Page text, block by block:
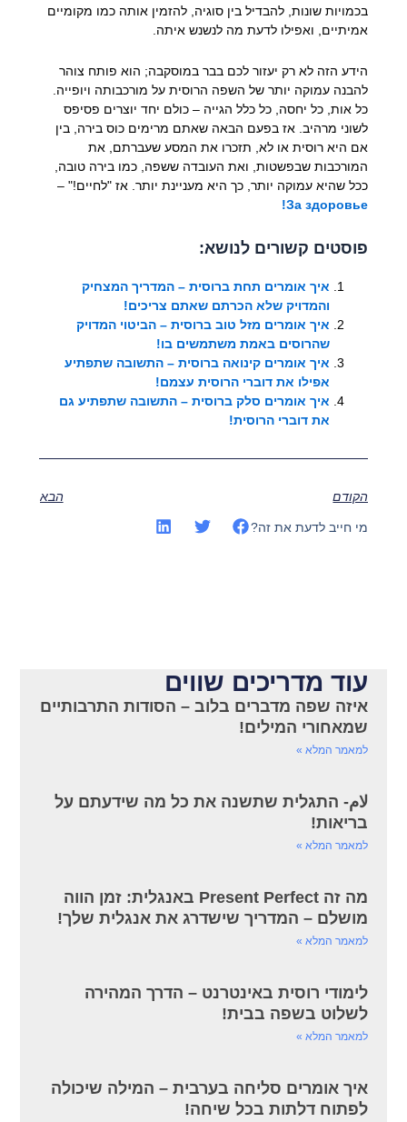
בכמויות שונות, להבדיל בין סוגיה, להזמין אותה כמו מקומיים
אמיתיים, ואפילו לדעת מה לנשנש איתה.
הידע הזה לא רק יעזור לכם בבר במוסקבה; הוא פותח צוהר
להבנה עמוקה יותר של השפה הרוסית על מורכבותה ויופייה.
כל אות, כל יחסה, כל כלל הגייה – כולם יחד יוצרים פסיפס
לשוני מרהיב. אז בפעם הבאה שאתם מרימים כוס בירה, בין
אם היא רוסית או לא, תזכרו את המסע שעברתם, את
המורכבות שבפשטות, ואת העובדה ששפה, כמו בירה טובה,
ככל שהיא עמוקה יותר, כך היא מעניינת יותר. אז "לחיים!" –
За здоровье!
פוסטים קשורים לנושא:
איך אומרים תחת ברוסית – המדריך המצחיק
והמדויק שלא הכרתם שאתם צריכים!
איך אומרים מזל טוב ברוסית – הביטוי המדויק
שהרוסים באמת משתמשים בו!
איך אומרים קינואה ברוסית – התשובה שתפתיע
אפילו את דוברי הרוסית עצמם!
איך אומרים סלק ברוסית – התשובה שתפתיע גם
את דוברי הרוסית!
הקודם הבא
מי חייב לדעת את זה?
עוד מדריכים שווים
איזה שפה מדברים בלוב – הסודות התרבותיים
שמאחורי המילים!
למאמר המלא »
لام- התגלית שתשנה את כל מה שידעתם על
בריאות!
למאמר המלא »
מה זה Present Perfect באנגלית: זמן הווה
מושלם – המדריך שישדרג את אנגלית שלך!
למאמר המלא »
לימודי רוסית באינטרנט – הדרך המהירה
לשלוט בשפה בבית!
למאמר המלא »
איך אומרים סליחה בערבית – המילה שיכולה
לפתוח דלתות בכל שיחה!